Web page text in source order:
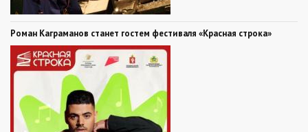
Роман Каграманов станет гостем фестиваля «Красная строка»